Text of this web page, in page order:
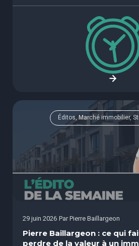
Éditos, Marché immobilier,
29 juin 2026 Par Pierre Baillargeon
Pierre Baillargeon : ce qui
perdre de la valeur à un